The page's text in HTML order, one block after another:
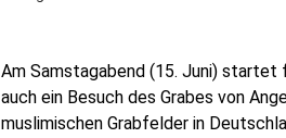
Am Samstagabend (15. Juni)
auch ein Besuch des Grabes von
muslimischen Grabfelder in